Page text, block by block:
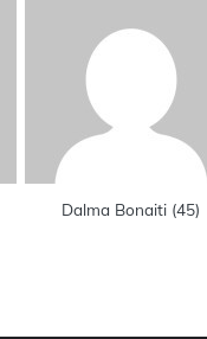
Dalma Bonaiti (45)